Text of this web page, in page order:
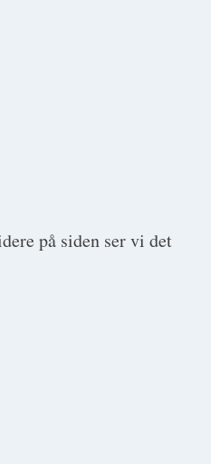
på siden ser vi det